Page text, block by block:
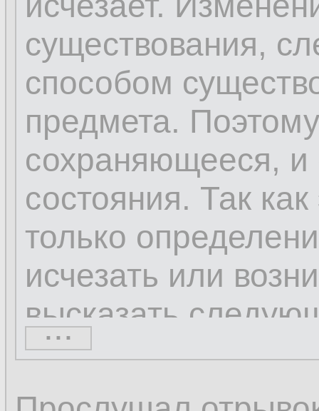
существования,
способом
предмета.
сохраняющееся, и
состояния. Так
только
исчезать или
высказать
кажущееся
только
...